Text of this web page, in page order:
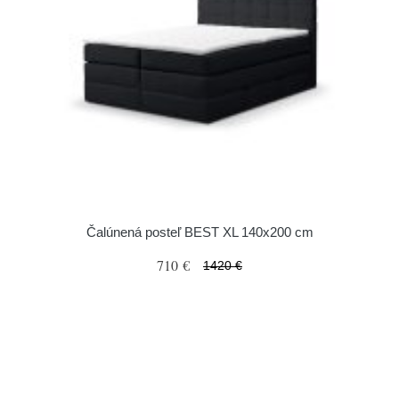
Čalúnená posteľ BEST XL 140x200 cm
710 € 1420 €